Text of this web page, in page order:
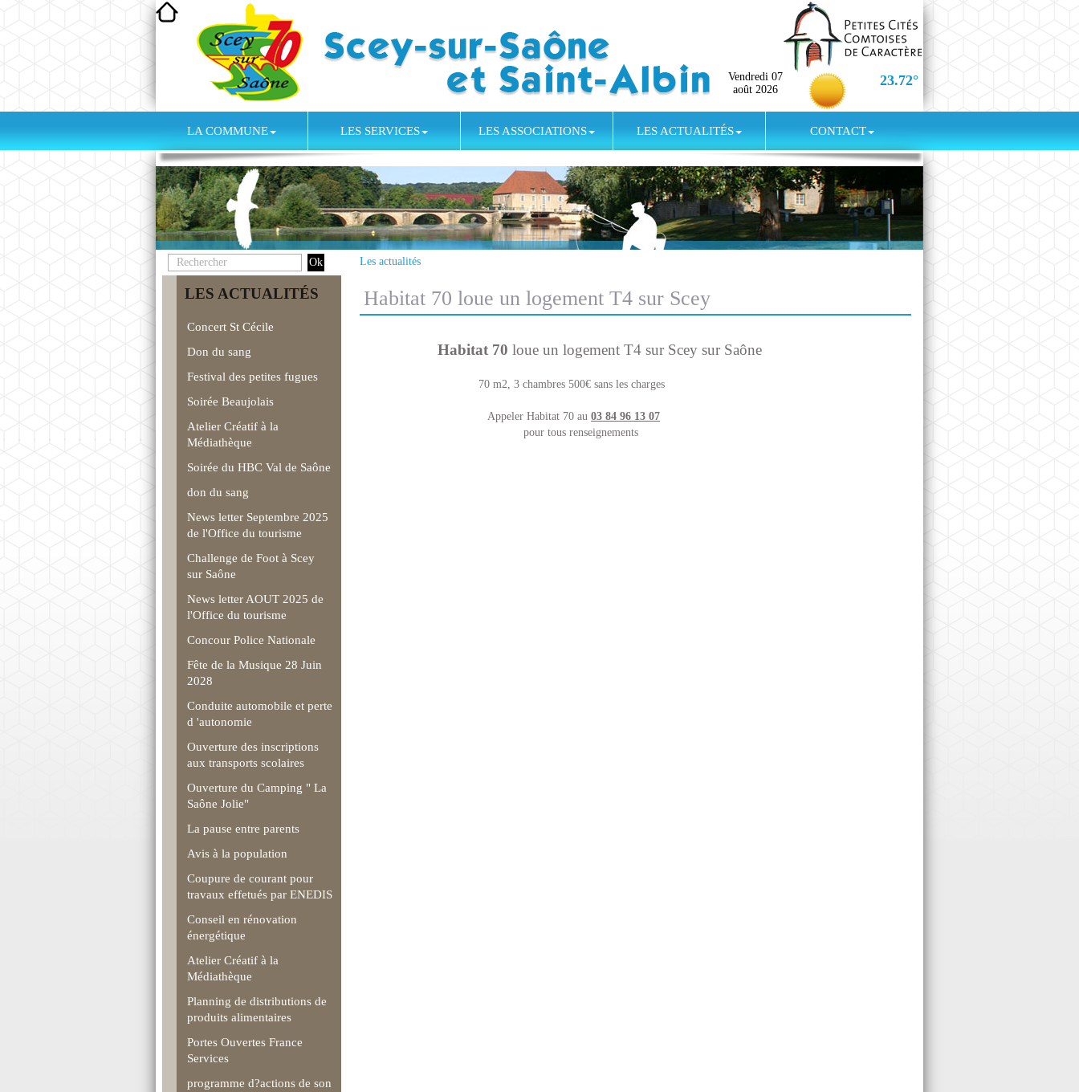
Vendredi 07
août 2026
23.72°
LA COMMUNE LES SERVICES LES ASSOCIATIONS LES ACTUALITÉS CONTACT
Les actualités
LES ACTUALITÉS
Concert St Cécile
Don du sang
Festival des petites fugues
Soirée Beaujolais
Atelier Créatif à la
Médiathèque
Soirée du HBC Val de Saône
don du sang
News letter Septembre 2025
de l'Office du tourisme
Challenge de Foot à Scey
sur Saône
News letter AOUT 2025 de
l'Office du tourisme
Concour Police Nationale
Fête de la Musique 28 Juin
2028
Conduite automobile et perte
d 'autonomie
Ouverture des inscriptions
aux transports scolaires
Ouverture du Camping " La
Saône Jolie"
La pause entre parents
Avis à la population
Coupure de courant pour
travaux effetués par ENEDIS
Conseil en rénovation
énergétique
Atelier Créatif à la
Médiathèque
Planning de distributions de
produits alimentaires
Portes Ouvertes France
Services
programme d?actions de son
Habitat 70 loue un logement T4 sur Scey
Habitat 70 loue un logement T4 sur Scey sur Saône
70 m2, 3 chambres 500€ sans les charges
Appeler Habitat 70 au 03 84 96 13 07
pour tous renseignements